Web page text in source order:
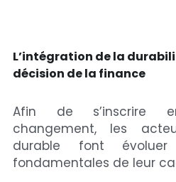
L’intégration de la
décision de la finance
Afin de s’inscrire
changement, les
durable font évoluer
fondamentales de leur